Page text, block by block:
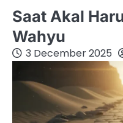
Saat Akal
Wahyu
3 December 2025